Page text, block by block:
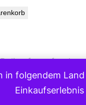
Policy for refunds
in folgendem